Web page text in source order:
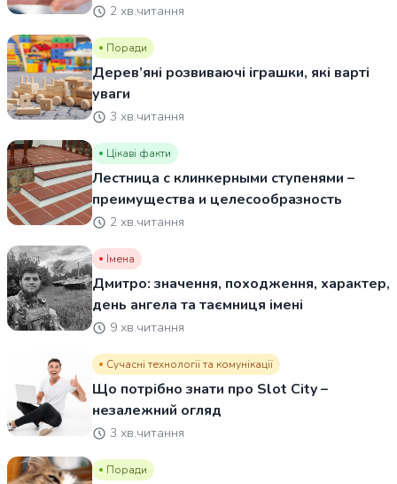
2 хв.читання
Поради
Дерев’яні розвиваючі іграшки, які варті
уваги
3 хв.читання
Цікаві факти
Лестница с клинкерными ступенями –
преимущества и целесообразность
2 хв.читання
Імена
Дмитро: значення, походження, характер,
день ангела та таємниця імені
9 хв.читання
Сучасні технології та комунікації
Що потрібно знати про Slot City –
незалежний огляд
3 хв.читання
Поради